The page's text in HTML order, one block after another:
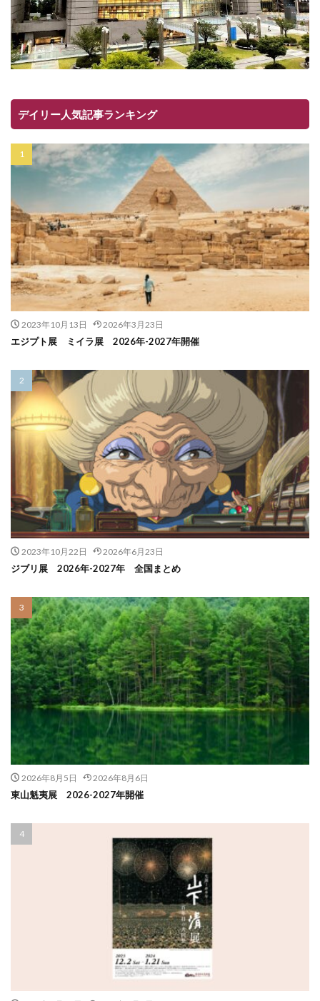
デイリー人気記事ランキング
2023年10月13日 2026年3月23日
エジプト展 ミイラ展 2026年-2027年開催
2023年10月22日 2026年6月23日
ジブリ展 2026年-2027年 全国まとめ
2026年8月5日 2026年8月6日
東山魁夷展 2026-2027年開催